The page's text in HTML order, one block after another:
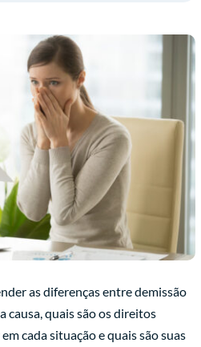
as diferenças entre demissão
causa, quais são os direitos
cada situação e quais são suas